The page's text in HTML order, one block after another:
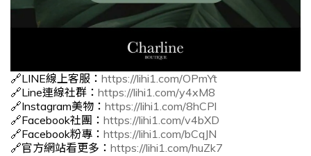
🔗LINE線上客服： https://lihi1.com/OPmYt
🔗Line連線社群： https://lihi1.com/y4xM8
🔗Instagram美物： https://lihi1.com/8hCPl
🔗Facebook社團： https://lihi1.com/v4bXD
🔗Facebook粉專： https://lihi1.com/bCqJN
🔗官方網站看更多： https://lihi1.com/huZk7